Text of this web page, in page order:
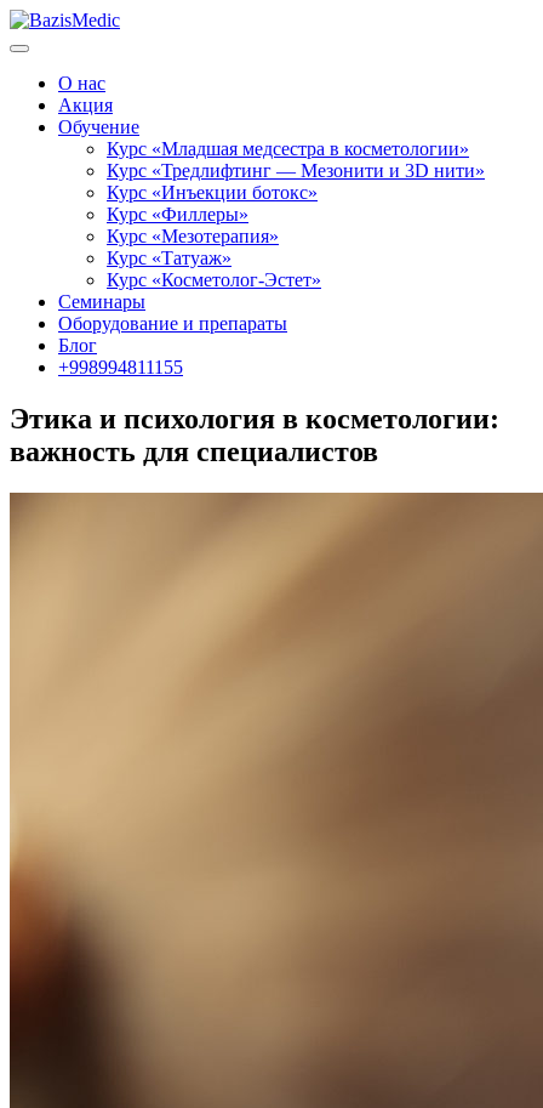
О нас
Акция
Обучение
Курс «Младшая медсестра в косметологии»
Курс «Тредлифтинг — Мезонити и 3D нити»
Курс «Инъекции ботокс»
Курс «Филлеры»
Курс «Мезотерапия»
Курс «Татуаж»
Курс «Косметолог-Эстет»
Семинары
Оборудование и препараты
Блог
+998994811155
Этика и психология в косметологии:
важность для специалистов